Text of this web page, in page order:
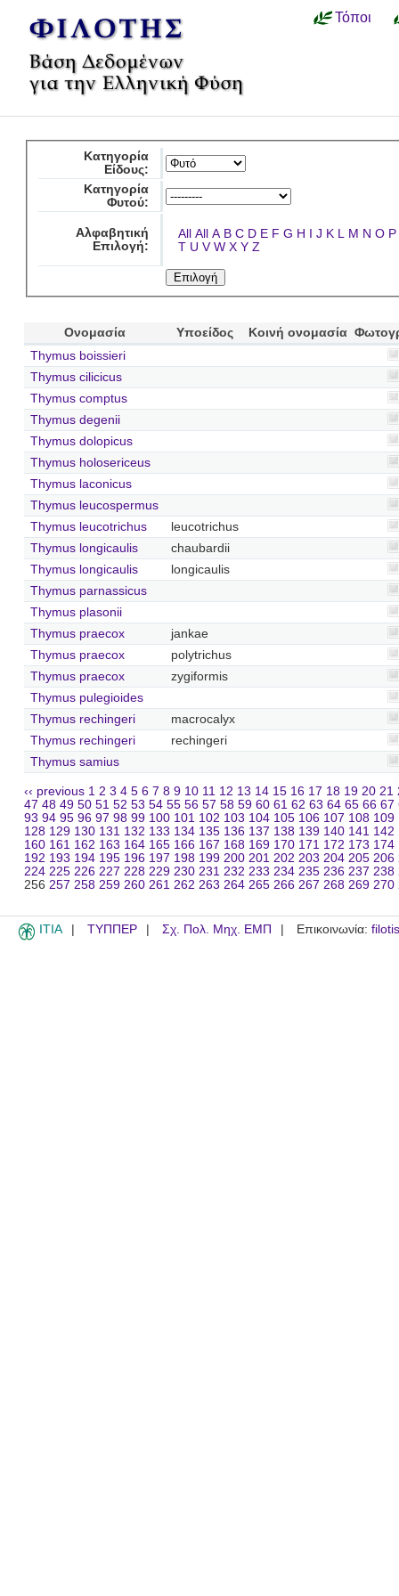
Τόποι
Κατηγορία
Είδους:
Κατηγορία
Φυτού:
Αλφαβητική
Επιλογή:
All All A B C D E F G H I J K L M N O P
T U V W X Y Z
Ονομασία Υποείδος Κοινή ονομασία
Thymus boissieri
Thymus cilicicus
Thymus comptus
Thymus degenii
Thymus dolopicus
Thymus holosericeus
Thymus laconicus
Thymus leucospermus
Thymus leucotrichus
leucotrichus
Thymus longicaulis
chaubardii
Thymus longicaulis
longicaulis
Thymus parnassicus
Thymus plasonii
Thymus praecox
jankae
Thymus praecox
polytrichus
Thymus praecox
zygiformis
Thymus pulegioides
Thymus rechingeri
macrocalyx
Thymus rechingeri
rechingeri
Thymus samius
‹‹ previous 1 2 3 4 5 6 7 8 9 10 11 12 13 14 15 16 17 18 19 20 21
47 48 49 50 51 52 53 54 55 56 57 58 59 60 61 62 63 64 65 66 67
93 94 95 96 97 98 99 100 101 102 103 104 105 106 107 108 109
128 129 130 131 132 133 134 135 136 137 138 139 140 141 142
160 161 162 163 164 165 166 167 168 169 170 171 172 173 174
192 193 194 195 196 197 198 199 200 201 202 203 204 205 206
224 225 226 227 228 229 230 231 232 233 234 235 236 237 238
256 257 258 259 260 261 262 263 264 265 266 267 268 269 270
ITIA ΤΥΠΠΕΡ Σχ. Πολ. Μηχ. ΕΜΠ Επικοινωνία: